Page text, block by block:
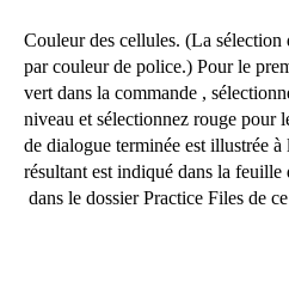
Couleur des cellules. (La
par couleur de police.) Pour le
vert dans la commande ,
niveau et sélectionnez rouge pour
de dialogue terminée est illustrée
résultant est indiqué dans la
dans le dossier Practice Files de